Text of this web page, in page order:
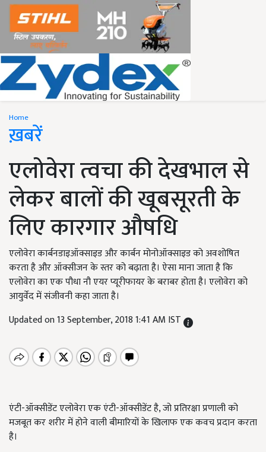
Home
ख़बरें
एलोवेरा त्वचा की देखभाल से
लेकर बालों की खूबसूरती के
लिए कारगार औषधि
एलोवेरा कार्बनडाइऑक्साइड और कार्बन मोनोऑक्साइड को अवशोषित
करता है और ऑक्सीजन के स्तर को बढ़ाता है। ऐसा माना जाता है कि
एलोवेरा का एक पौधा नौ एयर प्यूरीफायर के बराबर होता है। एलोवेरा को
आयुर्वेद में संजीवनी कहा जाता है।
Updated on 13 September, 2018 1:41 AM IST
एंटी-ऑक्सीडेंट एलोवेरा एक एंटी-ऑक्सीडेंट है, जो प्रतिरक्षा प्रणाली को
मजबूत कर शरीर में होने वाली बीमारियों के खिलाफ एक कवच प्रदान करता
है।